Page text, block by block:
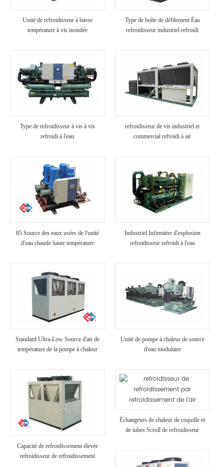
Unité de refroidisseur à basse
température à vis inondée
Type de boîte de défilement Éau
refroidisseur industriel refroidi
Type de refroidisseur à vis à vis
refroidi à l'eau
refroidisseur de vis industriel et
commercial refroidi à air
85 Source des eaux usées de l'unité
d'eau chaude haute température
Industriel Infirmière d'explosion
refroidisseur refroidi à l'eau
Standard Ultra-Low Source d'air de
température de la pompe à chaleur
Unité de pompe à chaleur de source
d'eau modulaire
Capacité de refroidissement élevée
refroidisseur de refroidissement
Échangeurs de chaleur de coquille et
de tubes Scroll de refroidisseur